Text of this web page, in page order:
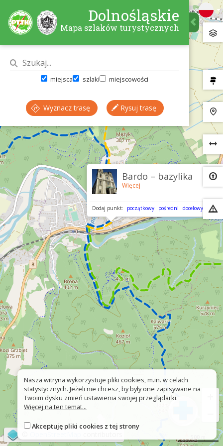
Bardo – bazylika
Więcej
Dodaj punkt: początkowy pośredni docelowy
Dolnośląskie
Mapa szlaków turystycznych
miejsca szlaki miejscowości
Wyznacz trasę Rysuj trasę
Nasza witryna wykorzystuje pliki cookies, m.in. w celach
statystycznych. Jeżeli nie chcesz, by były one zapisywane na
Twoim dysku zmień ustawienia swojej przeglądarki.
Więcej na ten temat...
Akceptuję pliki cookies z tej strony